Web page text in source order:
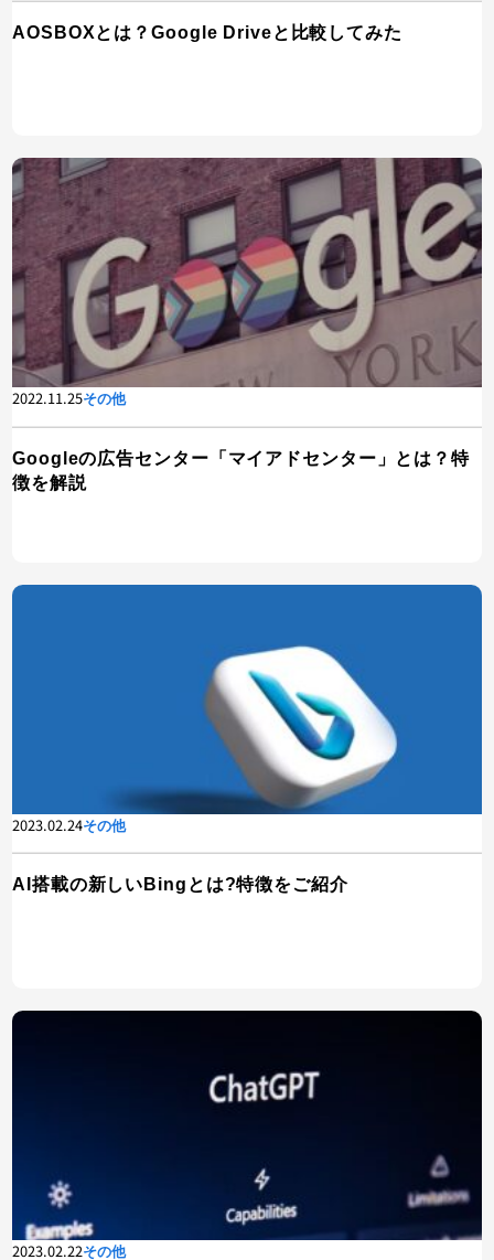
AOSBOXとは？Google Driveと比較してみた
2022.11.25その他
Googleの広告センター「マイアドセンター」とは？特
徴を解説
2023.02.24その他
AI搭載の新しいBingとは?特徴をご紹介
2023.02.22その他